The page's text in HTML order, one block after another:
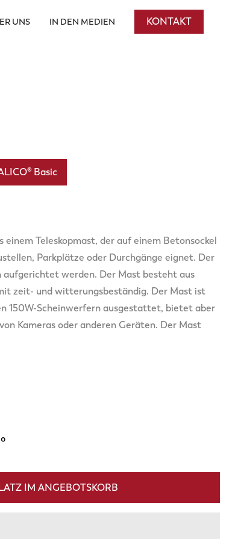
UNS IN DEN MEDIEN KONTAKT
Basic
einem Teleskopmast, der auf einem Betonsockel
Parkplätze oder Durchgänge eignet. Der
aufgerichtet werden. Der Mast besteht aus
zeit- und witterungsbeständig. Der Mast ist
150W-Scheinwerfern ausgestattet, bietet aber
Kameras oder anderen Geräten. Der Mast
°